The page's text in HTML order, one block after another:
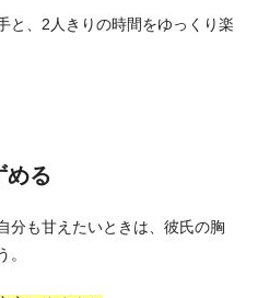
と、2人きりの時間をゆっくり楽
める
分も甘えたいときは、彼氏の胸
。